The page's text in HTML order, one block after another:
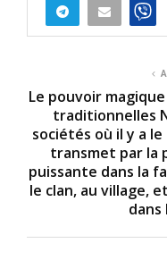
Le pouvoir
traditionnelles
sociétés où il y a
transmet par la
puissante dans la
le clan, au village,
dans